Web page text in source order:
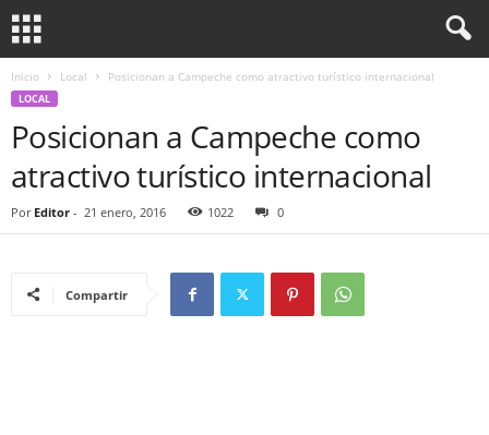
Inicio Local Posicionan a Campeche como atractivo turístico internacional
LOCAL
Posicionan a Campeche como
atractivo turístico internacional
Por Editor - 21 enero, 2016 1022 0
Compartir